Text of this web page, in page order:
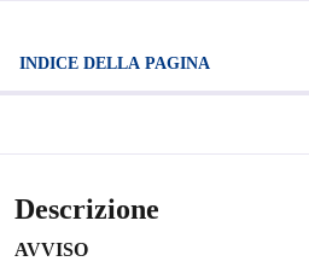
INDICE DELLA PAGINA
Descrizione
AVVISO